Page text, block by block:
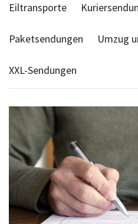
Eiltransporte
Paketsendungen Umzug
XXL-Sendungen